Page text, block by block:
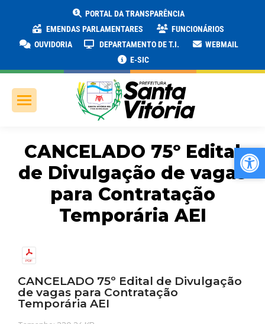
PORTAL DA TRANSPARÊNCIA
EMENDAS PARLAMENTARES
FUNCIONÁRIOS
OUVIDORIA
DEPARTAMENTO DE T.I.
WEBMAIL
E-SIC
CANCELADO 75º Edital
de Divulgação de vagas
para Contratação
Temporária AEI
CANCELADO 75º Edital de Divulgação
de vagas para Contratação
Temporária AEI